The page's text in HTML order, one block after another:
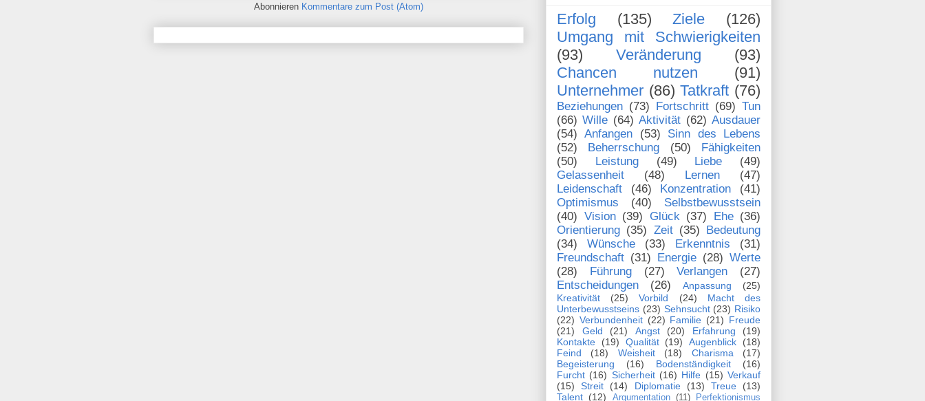
Abonnieren Kommentare zum Post (Atom)
Erfolg (135) Ziele
(126)
Umgang mit Schwierigkeiten
(93)
Veränderung
(93)
Chancen nutzen
(91)
Unternehmer (86) Tatkraft (76)
Beziehungen (73) Fortschritt (69) Tun
(66) Wille (64) Aktivität (62) Ausdauer
(54)
Anfangen (53)
Sinn des Lebens
(52)
Beherrschung (50)
Fähigkeiten
(50)
Leistung (49) Liebe
(49)
Gelassenheit
(48) Lernen
(47)
Leidenschaft
(46) Konzentration
(41)
Optimismus
(40)
Selbstbewusstsein
(40) Vision (39) Glück (37) Ehe (36)
Orientierung (35) Zeit (35) Bedeutung
(34)
Wünsche (33) Erkenntnis
(31)
Freundschaft (31) Energie (28) Werte
(28)
Führung (27) Verlangen
(27)
Entscheidungen
(26) Anpassung
(25)
Kreativität
(25) Vorbild (24)
Macht des
Unterbewusstseins (23) Sehnsucht (23) Risiko
(22) Verbundenheit (22) Familie (21) Freude
(21)
Geld (21) Angst (20) Erfahrung
(19)
Kontakte
(19) Qualität (19) Augenblick
(18)
Feind
(18) Weisheit (18) Charisma
(17)
Begeisterung
(16) Bodenständigkeit
(16)
Furcht (16) Sicherheit (16) Hilfe (15) Verkauf
(15)
Streit (14) Diplomatie (13) Treue
(13)
Talent (12) Argumentation (11)
Perfektionismus